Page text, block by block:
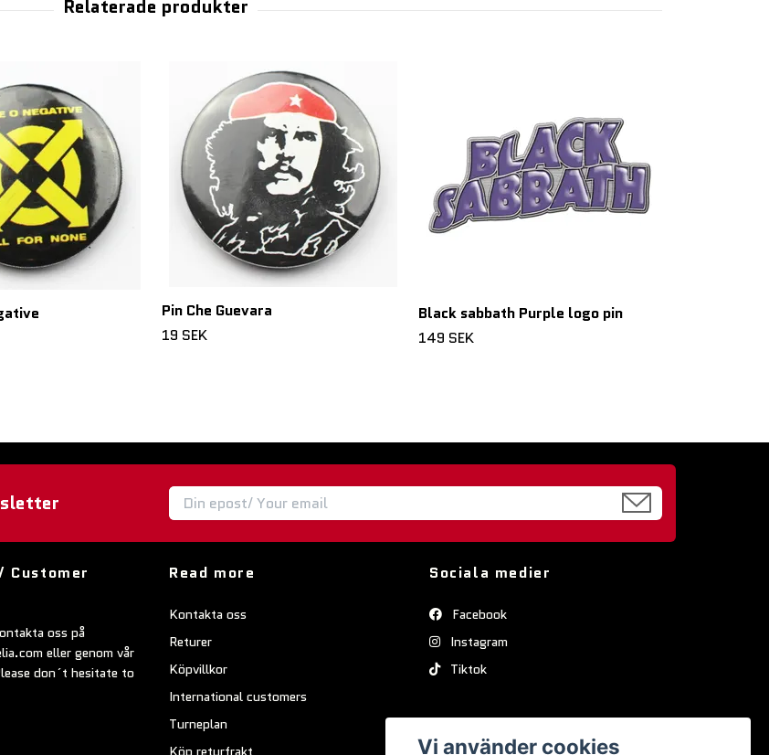
Pin Che Guevara
19 SEK
Black sabbath Purple logo pin
149 SEK
Customer
oss på
eller genom vår
don´t hesitate to
Read more
Kontakta oss
Returer
Köpvillkor
International customers
Turneplan
Köp returfrakt
Sociala medier
Facebook
Instagram
Tiktok
Vi använder cookies